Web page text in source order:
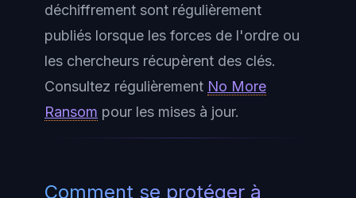
déchiffrement sont régulièrement
publiés lorsque les forces de l'ordre ou
les chercheurs récupèrent des clés.
Consultez régulièrement No More
Ransom pour les mises à jour.
Comment se protéger à